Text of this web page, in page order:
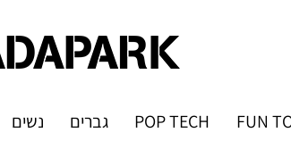
FUN
POP TECH גברים נשים